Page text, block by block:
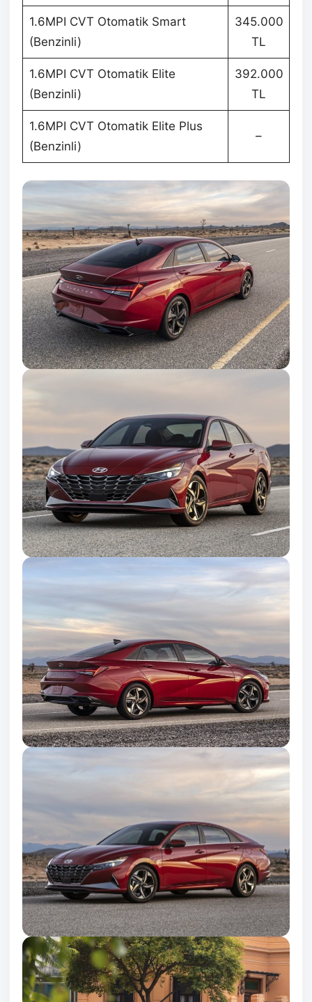
1.6MPI CVT Otomatik Smart
(Benzinli)
345.000
TL
1.6MPI CVT Otomatik Elite
(Benzinli)
392.000
TL
1.6MPI CVT Otomatik Elite Plus
(Benzinli)
–